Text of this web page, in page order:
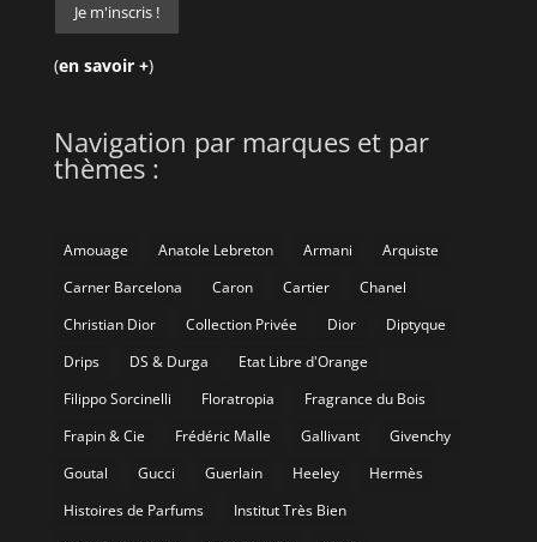
(en savoir +)
Navigation par marques et par
thèmes :
Amouage Anatole Lebreton Armani
Arquiste
Carner Barcelona
Caron Cartier
Chanel
Christian Dior
Collection Privée Dior
Diptyque
Drips
DS & Durga
Etat Libre d'Orange
Filippo Sorcinelli
Floratropia
Fragrance du Bois
Frapin & Cie
Frédéric Malle Gallivant
Givenchy
Goutal
Gucci Guerlain Heeley
Hermès
Histoires de Parfums
Institut Très Bien